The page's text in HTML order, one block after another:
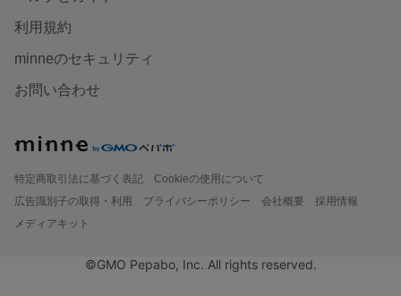
利用規約
minneのセキュリティ
お問い合わせ
特定商取引法に基づく表記
Cookieの使用について
広告識別子の取得・利用
プライバシーポリシー 会社概要
採用情報
メディアキット
©GMO Pepabo, Inc. All rights reserved.